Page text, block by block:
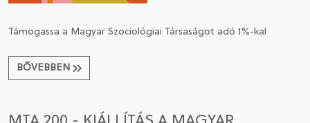
Támogassa a Magyar Szociológiai Társaságot adó 1%-kal
BŐVEBBEN